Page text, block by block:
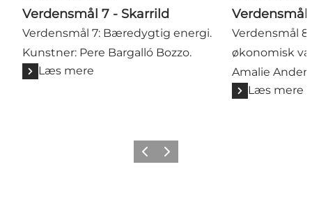
Verdensmål 7 - Skarrild
Verdensmål 7: Bæredygtig energi.
Kunstner: Pere Bargalló Bozzo.
Læs mere
Verdensmål
Verdensmål
økonomisk
Amalie
Læs mere
Forrige billede
Næste billede